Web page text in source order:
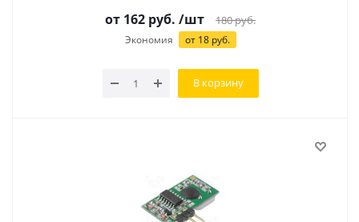
от 162 руб. /шт 180руб.
Экономия от 18руб.
В корзину